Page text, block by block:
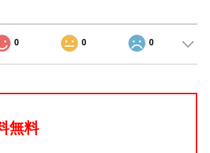
0 0 0
無料